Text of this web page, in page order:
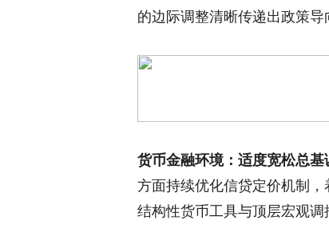
的边际调整清晰传递出政策导
货币金融环境：适度宽松总基
方面持续优化信贷定价机制
结构性货币工具与顶层宏观